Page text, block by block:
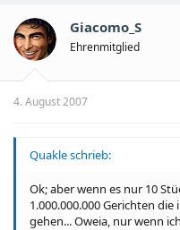
Giacomo_S
Ehrenmitglied
4. August 2007
Quakle schrieb:
Ok; aber wenn es nur 10
1.000.000.000 Gerichten
gehen... Oweia, nur wenn